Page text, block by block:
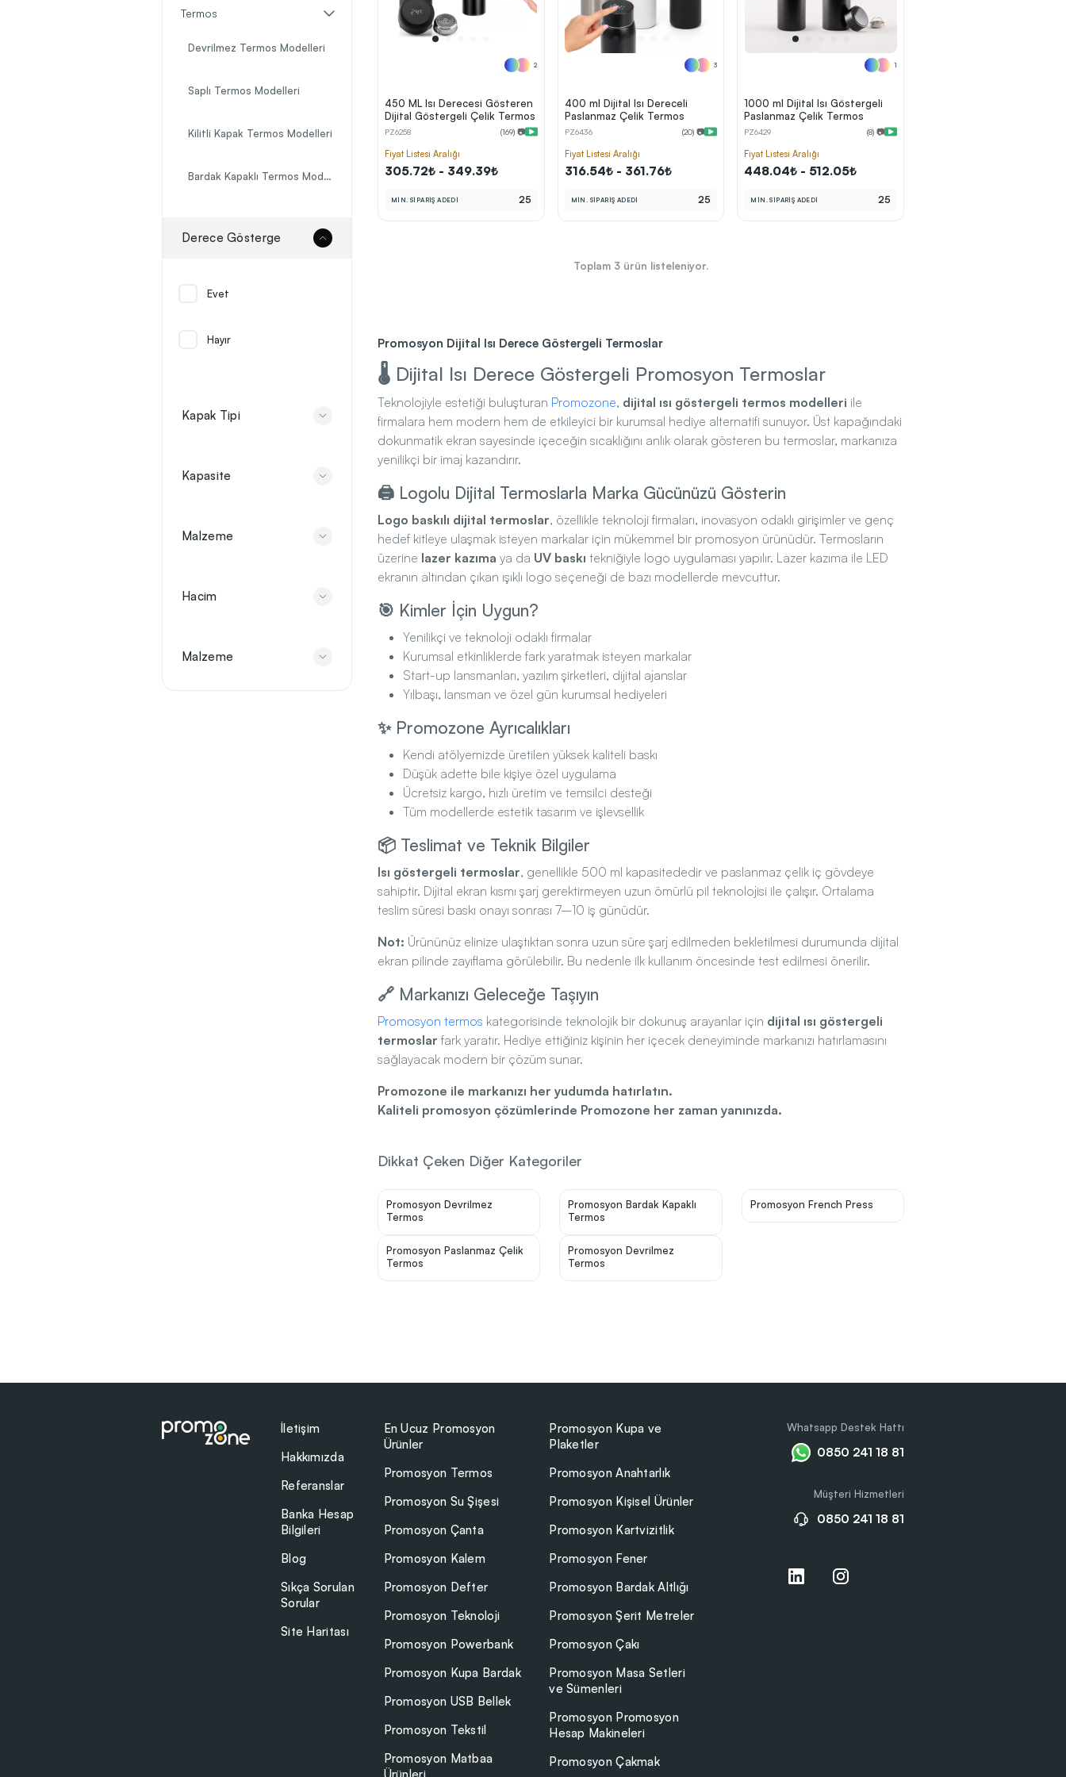
Sonraki Adıma İlerle
Termos
Devrilmez Termos Modelleri
Saplı Termos Modelleri
Kilitli Kapak Termos Modelleri
Bardak Kapaklı Termos Modelleri
Derece Gösterge
Evet
Hayır
Kapak Tipi
Kapasite
Malzeme
Hacim
Malzeme
2
450 ML Isı Derecesi Gösteren
Dijital Göstergeli Çelik Termos
PZ6258 (169) 📷
Fiyat Listesi Aralığı
305.72₺ - 349.39₺
MİN. SİPARİŞ ADEDİ 25
3
400 ml Dijital Isı Dereceli
Paslanmaz Çelik Termos
PZ6436 (20) 📷
Fiyat Listesi Aralığı
316.54₺ - 361.76₺
MİN. SİPARİŞ ADEDİ 25
1
1000 ml Dijital Isı Göstergeli
Paslanmaz Çelik Termos
PZ6429 (8) 📷
Fiyat Listesi Aralığı
448.04₺ - 512.05₺
MİN. SİPARİŞ ADEDİ 25
Toplam 3 ürün listeleniyor.
Promosyon Dijital Isı Derece Göstergeli Termoslar
🌡️ Dijital Isı Derece Göstergeli Promosyon Termoslar
Teknolojiyle estetiği buluşturan Promozone, dijital ısı göstergeli termos modelleri ile
firmalara hem modern hem de etkileyici bir kurumsal hediye alternatifi sunuyor. Üst kapağındaki
dokunmatik ekran sayesinde içeceğin sıcaklığını anlık olarak gösteren bu termoslar, markanıza
yenilikçi bir imaj kazandırır.
🖨️ Logolu Dijital Termoslarla Marka Gücünüzü Gösterin
Logo baskılı dijital termoslar, özellikle teknoloji firmaları, inovasyon odaklı girişimler ve genç
hedef kitleye ulaşmak isteyen markalar için mükemmel bir promosyon ürünüdür. Termosların
üzerine lazer kazıma ya da UV baskı tekniğiyle logo uygulaması yapılır. Lazer kazıma ile LED
ekranın altından çıkan ışıklı logo seçeneği de bazı modellerde mevcuttur.
🎯 Kimler İçin Uygun?
Yenilikçi ve teknoloji odaklı firmalar
Kurumsal etkinliklerde fark yaratmak isteyen markalar
Start-up lansmanları, yazılım şirketleri, dijital ajanslar
Yılbaşı, lansman ve özel gün kurumsal hediyeleri
✨ Promozone Ayrıcalıkları
Kendi atölyemizde üretilen yüksek kaliteli baskı
Düşük adette bile kişiye özel uygulama
Ücretsiz kargo, hızlı üretim ve temsilci desteği
Tüm modellerde estetik tasarım ve işlevsellik
📦 Teslimat ve Teknik Bilgiler
Isı göstergeli termoslar, genellikle 500 ml kapasitededir ve paslanmaz çelik iç gövdeye
sahiptir. Dijital ekran kısmı şarj gerektirmeyen uzun ömürlü pil teknolojisi ile çalışır. Ortalama
teslim süresi baskı onayı sonrası 7–10 iş günüdür.
Not: Ürününüz elinize ulaştıktan sonra uzun süre şarj edilmeden bekletilmesi durumunda dijital
ekran pilinde zayıflama görülebilir. Bu nedenle ilk kullanım öncesinde test edilmesi önerilir.
🔗 Markanızı Geleceğe Taşıyın
Promosyon termos kategorisinde teknolojik bir dokunuş arayanlar için dijital ısı göstergeli
termoslar fark yaratır. Hediye ettiğiniz kişinin her içecek deneyiminde markanızı hatırlamasını
sağlayacak modern bir çözüm sunar.
Promozone ile markanızı her yudumda hatırlatın.
Kaliteli promosyon çözümlerinde Promozone her zaman yanınızda.
Dikkat Çeken Diğer Kategoriler
Promosyon Devrilmez
Termos
Promosyon Bardak Kapaklı
Termos
Promosyon French Press
Promosyon Paslanmaz Çelik
Termos
Promosyon Devrilmez
Termos
İletişim
Hakkımızda
Referanslar
Banka Hesap
Bilgileri
Blog
Sıkça Sorulan
Sorular
Site Haritası
En Ucuz Promosyon
Ürünler
Promosyon Termos
Promosyon Su Şişesi
Promosyon Çanta
Promosyon Kalem
Promosyon Defter
Promosyon Teknoloji
Promosyon Powerbank
Promosyon Kupa Bardak
Promosyon USB Bellek
Promosyon Tekstil
Promosyon Matbaa
Promosyon Kupa ve
Plaketler
Promosyon Anahtarlık
Promosyon Kişisel Ürünler
Promosyon Kartvizitlik
Promosyon Fener
Promosyon Bardak Altlığı
Promosyon Şerit Metreler
Promosyon Çakı
Promosyon Masa Setleri
ve Sümenleri
Promosyon Promosyon
Hesap Makineleri
Promosyon Çakmak
Whatsapp Destek Hattı
0850 241 18 81
Müşteri Hizmetleri
0850 241 18 81